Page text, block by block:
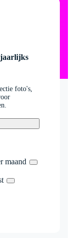
foto's,
maand